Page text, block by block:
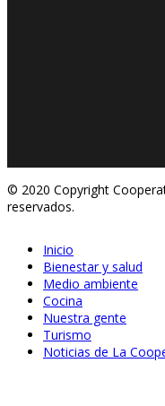
© 2020 Copyright
reservados.
Inicio
Bienestar y salud
Medio ambiente
Cocina
Nuestra gente
Turismo
Noticias de La